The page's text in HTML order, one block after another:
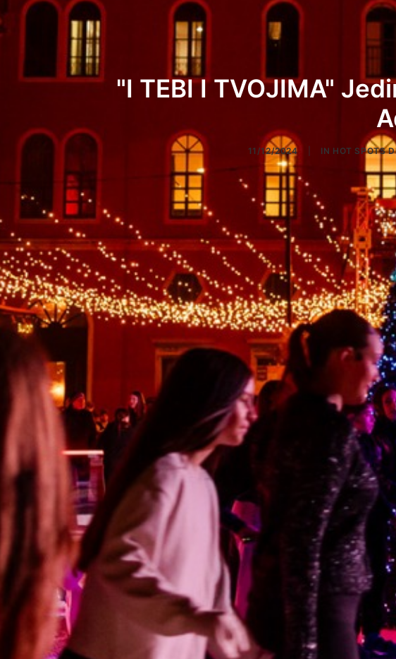
"I TEBI I TVOJIMA"
11/12/2024 IN HOT SPOTS